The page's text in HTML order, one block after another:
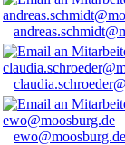
ewo@moosburg.de